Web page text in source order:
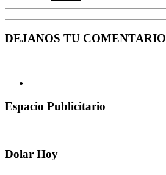
DEJANOS TU COMENTARIO
Espacio Publicitario
Dolar Hoy